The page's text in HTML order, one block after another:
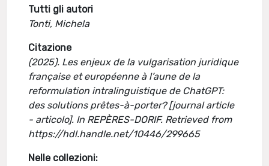
Tutti gli autori
Tonti, Michela
Citazione
(2025). Les enjeux de la vulgarisation juridique
française et européenne à l’aune de la
reformulation intralinguistique de ChatGPT:
des solutions prêtes-à-porter? [journal article
- articolo]. In REPÈRES-DORIF. Retrieved from
https://hdl.handle.net/10446/299665
Nelle collezioni: